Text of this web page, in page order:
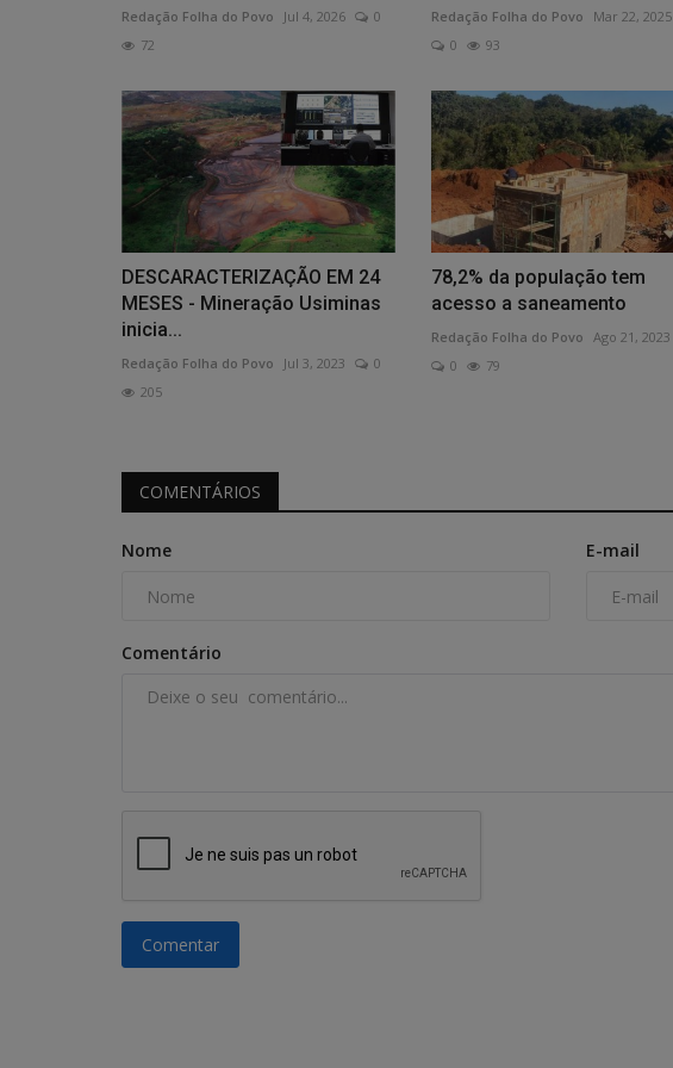
Redação Folha do Povo Jul 4, 2026
0
72
Redação Folha do Povo
Mar 22, 2025
0
93
DESCARACTERIZAÇÃO EM 24
MESES - Mineração Usiminas
inicia...
Redação Folha do Povo Jul 3, 2023
0
205
78,2% da população tem
acesso a saneamento
Redação Folha do Povo Ago 21, 2023
0
79
COMENTÁRIOS
Nome E-mail
Comentário
Comentar